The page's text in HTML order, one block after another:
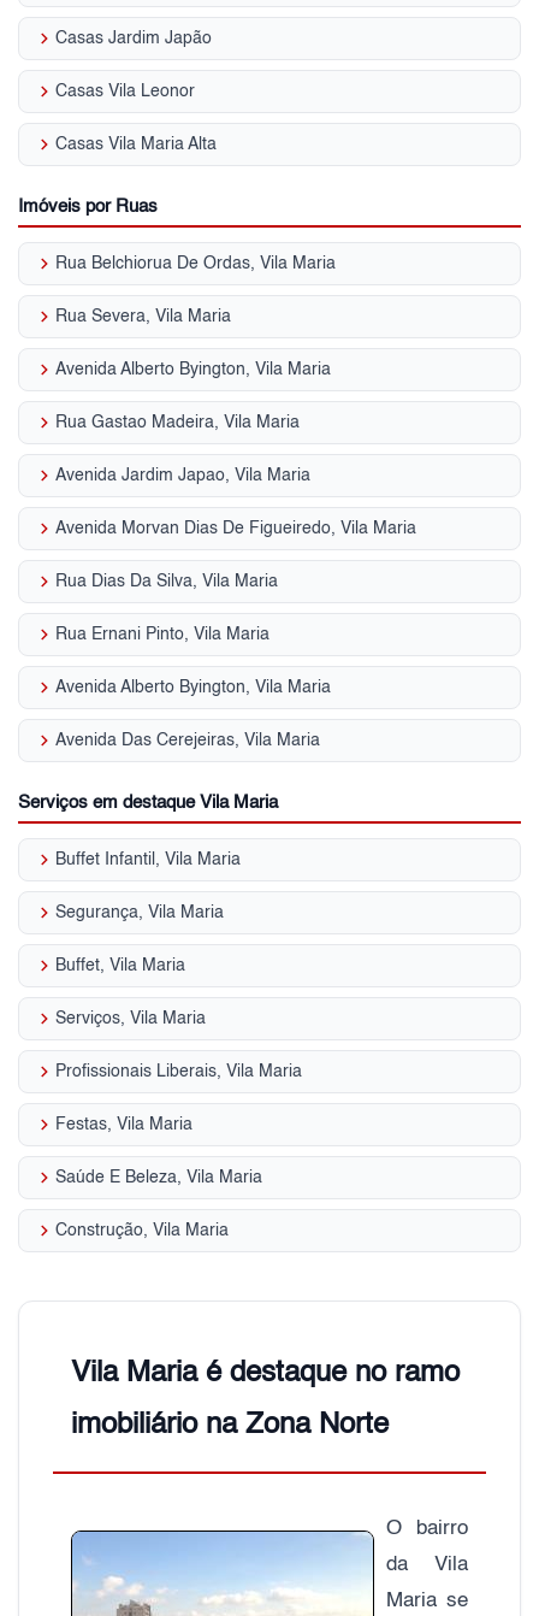
keyboard_arrow_right Casas Jardim Japão
keyboard_arrow_right Casas Vila Leonor
keyboard_arrow_right Casas Vila Maria Alta
Imóveis por Ruas
keyboard_arrow_right Rua Belchiorua De Ordas, Vila Maria
keyboard_arrow_right Rua Severa, Vila Maria
keyboard_arrow_right Avenida Alberto Byington, Vila Maria
keyboard_arrow_right Rua Gastao Madeira, Vila Maria
keyboard_arrow_right Avenida Jardim Japao, Vila Maria
keyboard_arrow_right Avenida Morvan Dias De Figueiredo, Vila Maria
keyboard_arrow_right Rua Dias Da Silva, Vila Maria
keyboard_arrow_right Rua Ernani Pinto, Vila Maria
keyboard_arrow_right Avenida Alberto Byington, Vila Maria
keyboard_arrow_right Avenida Das Cerejeiras, Vila Maria
Serviços em destaque Vila Maria
keyboard_arrow_right Buffet Infantil, Vila Maria
keyboard_arrow_right Segurança, Vila Maria
keyboard_arrow_right Buffet, Vila Maria
keyboard_arrow_right Serviços, Vila Maria
keyboard_arrow_right Profissionais Liberais, Vila Maria
keyboard_arrow_right Festas, Vila Maria
keyboard_arrow_right Saúde E Beleza, Vila Maria
keyboard_arrow_right Construção, Vila Maria
Vila Maria é destaque no ramo
imobiliário na Zona Norte
O bairro
da Vila
Maria se